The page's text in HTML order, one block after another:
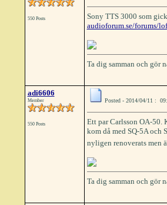
550 Posts Sony TTS 3000 som
audioforum.se/forums/
Ta dig samman och gör
adi6606
Member
550 Posts
Posted - 2014/04/11 :
Ett par Carlsson OA-50.
kom då med SQ-5A och
nyligen renoverats men
Ta dig samman och gör